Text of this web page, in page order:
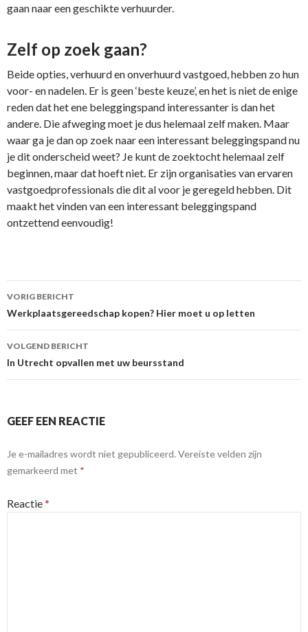
gaan naar een geschikte verhuurder.
Zelf op zoek gaan?
Beide opties, verhuurd en onverhuurd vastgoed, hebben zo hun
voor- en nadelen. Er is geen ‘beste keuze’, en het is niet de enige
reden dat het ene beleggingspand interessanter is dan het
andere. Die afweging moet je dus helemaal zelf maken. Maar
waar ga je dan op zoek naar een interessant beleggingspand nu
je dit onderscheid weet? Je kunt de zoektocht helemaal zelf
beginnen, maar dat hoeft niet. Er zijn organisaties van ervaren
vastgoedprofessionals die dit al voor je geregeld hebben. Dit
maakt het vinden van een interessant beleggingspand
ontzettend eenvoudig!
Berichtnavigatie
VORIG BERICHT
Werkplaatsgereedschap kopen? Hier moet u op letten
VOLGEND BERICHT
In Utrecht opvallen met uw beursstand
GEEF EEN REACTIE
Je e-mailadres wordt niet gepubliceerd. Vereiste velden zijn
gemarkeerd met *
Reactie*